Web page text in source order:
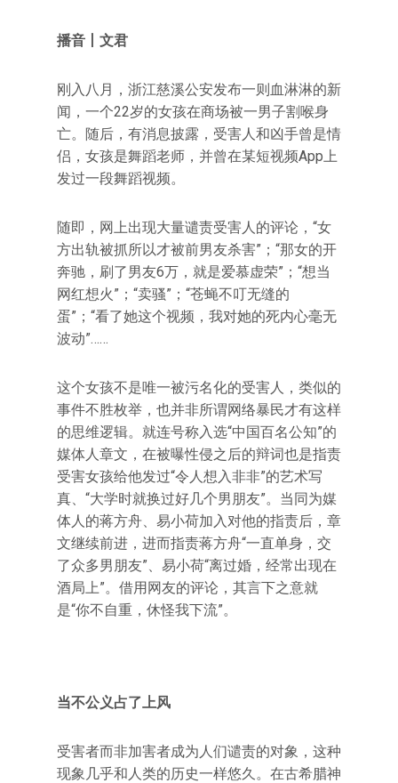
播音丨文君
刚入八月，浙江慈溪公安发布一则血淋淋的新
闻，一个22岁的女孩在商场被一男子割喉身
亡。随后，有消息披露，受害人和凶手曾是情
侣，女孩是舞蹈老师，并曾在某短视频App上
发过一段舞蹈视频。
随即，网上出现大量谴责受害人的评论，“女
方出轨被抓所以才被前男友杀害”；“那女的开
奔驰，刷了男友6万，就是爱慕虚荣”；“想当
网红想火”；“卖骚”；“苍蝇不叮无缝的
蛋”；“看了她这个视频，我对她的死内心毫无
波动”……
这个女孩不是唯一被污名化的受害人，类似的
事件不胜枚举，也并非所谓网络暴民才有这样
的思维逻辑。就连号称入选“中国百名公知”的
媒体人章文，在被曝性侵之后的辩词也是指责
受害女孩给他发过“令人想入非非”的艺术写
真、“大学时就换过好几个男朋友”。当同为媒
体人的蒋方舟、易小荷加入对他的指责后，章
文继续前进，进而指责蒋方舟“一直单身，交
了众多男朋友”、易小荷“离过婚，经常出现在
酒局上”。借用网友的评论，其言下之意就
是“你不自重，休怪我下流”。
当不公义占了上风
受害者而非加害者成为人们谴责的对象，这种
现象几乎和人类的历史一样悠久。在古希腊神